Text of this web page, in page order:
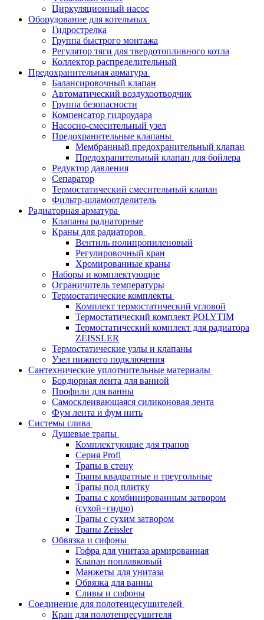
Циркуляционный насос
Оборудование для котельных
Гидрострелка
Группа быстрого монтажа
Регулятор тяги для твердотопливного котла
Коллектор распределительный
Предохранительная арматура
Балансировочный клапан
Автоматический воздухоотводчик
Группа безопасности
Компенсатор гидроудара
Насосно-смесительный узел
Предохранительные клапаны
Мембранный предохранительный клапан
Предохранительный клапан для бойлера
Редуктор давления
Сепаратор
Термостатический смесительный клапан
Фильтр-шламоотделитель
Радиаторная арматура
Клапаны радиаторные
Краны для радиаторов
Вентиль полипропиленовый
Регулировочный кран
Хромированные краны
Наборы и комплектующие
Ограничитель температуры
Термостатические комплекты
Комплект термостатический угловой
Термостатический комплект POLYTIM
Термостатический комплект для радиатора
ZEISSLER
Термостатические узлы и клапаны
Узел нижнего подключения
Сантехнические уплотнительные материалы
Бордюрная лента для ванной
Профили для ванны
Самосклеивающаяся силиконовая лента
Фум лента и фум нить
Системы слива
Душевые трапы
Комплектующие для трапов
Серия Profi
Трапы в стену
Трапы квадратные и треугольные
Трапы под плитку
Трапы с комбинированным затвором
(сухой+гидро)
Трапы с сухим затвором
Трапы Zeissler
Обвязка и сифоны
Гофра для унитаза армированная
Клапан поплавковый
Манжеты для унитаза
Обвязка для ванны
Сливы и сифоны
Соединение для полотенцесушителей
Кран для полотенцесушителя